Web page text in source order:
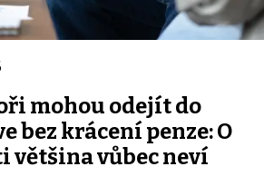
mohou odejít do
bez krácení penze: O
většina vůbec neví